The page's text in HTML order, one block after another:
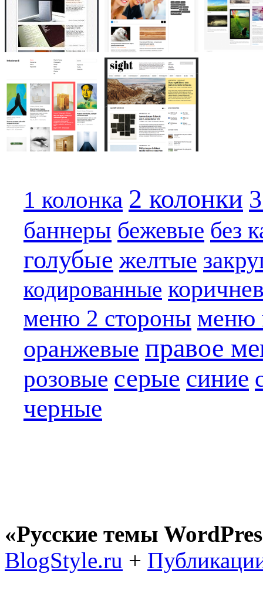
1 колонка 2 колонки
баннеры бежевые без
голубые желтые
кодированные
меню 2 стороны меню
оранжевые правое
розовые серые синие
черные
«Русские темы
BlogStyle.ru +